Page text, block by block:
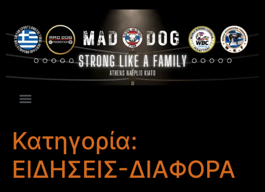
Κατηγορία:
ΕΙΔΗΣΕΙΣ-ΔΙΑΦΟΡΑ